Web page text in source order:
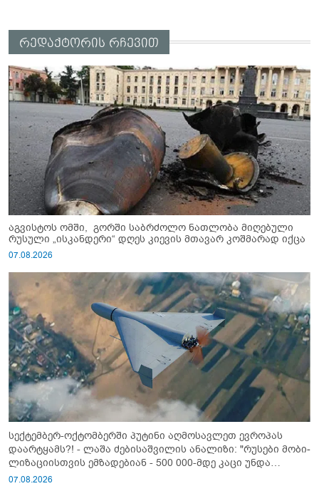
რედაქტორის რჩევით
აგვისტოს ომში, გორში საბრძოლო ნათლობა მიღებული
რუსული „ისკანდერი“ დღეს კიევის მთავარ კოშმარად იქცა
07.08.2026
სექტემბერ-ოქტომბერში პუტინი აღმოსავლეთ ევროპას
დაარტყამს?! - ლაშა ძებისაშვილის ანალიზი: "რუსები მობი­
ლიზაციისთვის ემზადებიან - 500 000-მდე კაცი უნდა
გაიწვიონ ომში"
07.08.2026